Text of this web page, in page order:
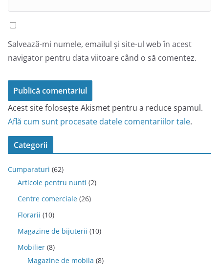
Salvează-mi numele, emailul și site-ul web în acest
navigator pentru data viitoare când o să comentez.
Acest site folosește Akismet pentru a reduce spamul.
Află cum sunt procesate datele comentariilor tale.
Categorii
Cumparaturi (62)
Articole pentru nunti (2)
Centre comerciale (26)
Florarii (10)
Magazine de bijuterii (10)
Mobilier (8)
Magazine de mobila (8)